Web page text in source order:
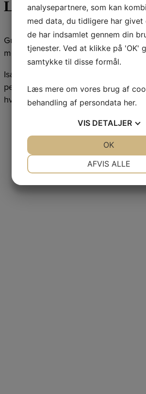
Livsfarlige situationer
Gulvene bliver glatte og giver farlige
mennesker og maskiner, gaffeltrucks
Især er det mødet mellem gående og
personer som giver trafikulykker på
hvor der kører gaffeltrucks.
analysepartnere, som kan
med data, du tidligere har givet
de har indsamlet gennem din
tjenester. Ved at klikke på 'OK'
samtykke til disse formål.
Læs mere om vores brug af
behandling af persondata her.
VIS DETALJER
AFVIS ALLE
OK